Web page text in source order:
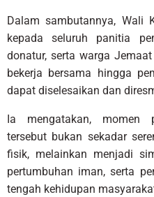
Dalam sambutannya, Wali
kepada seluruh panitia
donatur, serta warga
bekerja bersama hingga
dapat diselesaikan dan
Ia mengatakan, momen
tersebut bukan sekadar
fisik, melainkan menjadi
pertumbuhan iman, serta
tengah kehidupan